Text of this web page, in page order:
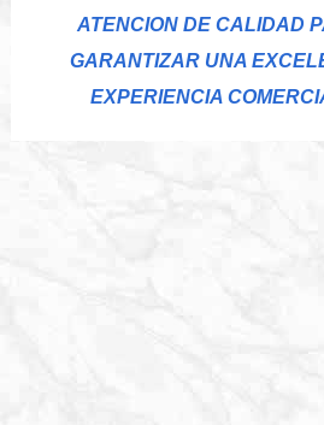
ATENCION DE CALIDAD
GARANTIZAR UNA
EXPERIENCIA